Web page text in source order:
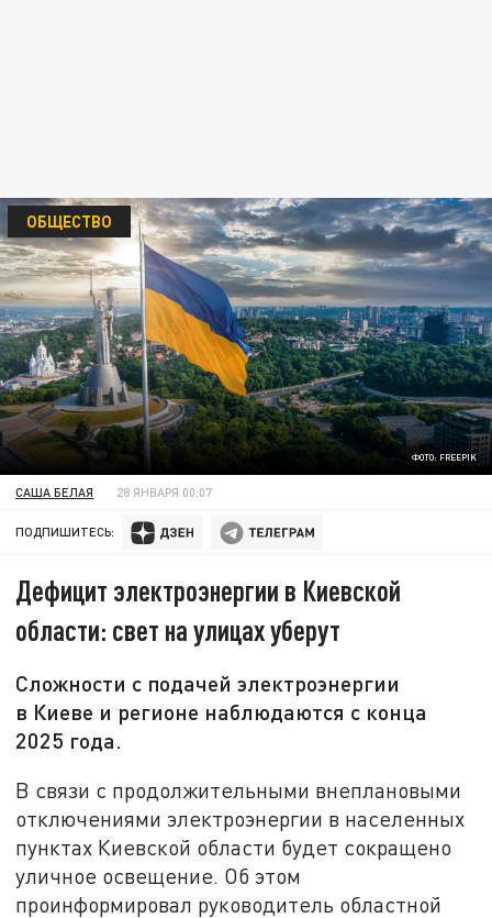
ФОТО: FREEPIK
ОБЩЕСТВО
САША БЕЛАЯ 28 ЯНВАРЯ 00:07
ПОДПИШИТЕСЬ:
Дефицит электроэнергии в Киевской
области: свет на улицах уберут
Сложности с подачей электроэнергии
в Киеве и регионе наблюдаются с конца
2025 года.
В связи с продолжительными внеплановыми
отключениями электроэнергии в населенных
пунктах Киевской области будет сокращено
уличное освещение. Об этом
проинформировал руководитель областной